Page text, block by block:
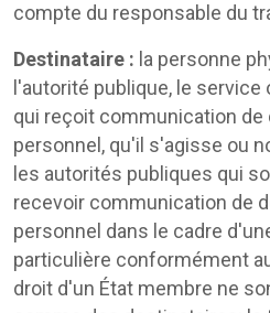
compte du responsable du
Destinataire : la personne
l'autorité publique, le
qui reçoit communication de
personnel, qu'il s'agisse ou
les autorités publiques qui
recevoir communication de
personnel dans le cadre
particulière conformément
droit d'un État membre ne